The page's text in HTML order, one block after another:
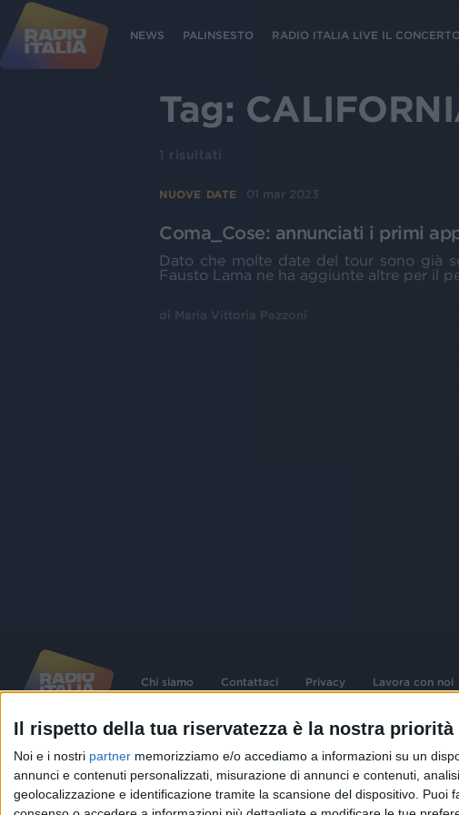
Il rispetto della tua riservatezza è la nostra priorità
Noi e i nostri partner memorizziamo e/o accediamo a informazioni su un
annunci e contenuti personalizzati, misurazione di annunci e contenuti,
geolocalizzazione e identificazione tramite la scansione del dispositivo.
NEWS PALINSESTO RADIO ITALIA LIVE IL
Tag:
1 risultati
NUOVE DATE 01 mar 2023
Coma_Cose: annunciati i primi
Dato che molte date del tour sono già
Fausto Lama ne ha aggiunte altre per il
di Maria Vittoria Pezzoni
Chi siamo Contattaci Privacy Lavora con noi
©2026RADIO ITALIA S.p.A. P.IVA 06832230152 | Tutti i diritti riservati. Per le opere
contenute nel sito sono stati assolti gli obblighi derivanti dalla normativa dei diritti
connessi.
Capitale Sociale € 580.000,00 interamente versato. Iscr. Reg. Imprese Milano - C.F. e n°